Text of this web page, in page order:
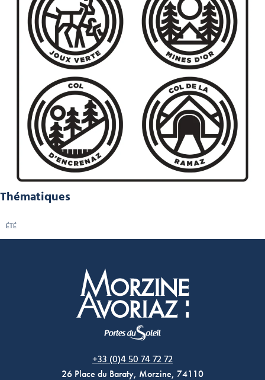
Thématiques
ÉTÉ
+33 (0)4 50 74 72 72
26 Place du Baraty, Morzine, 74110